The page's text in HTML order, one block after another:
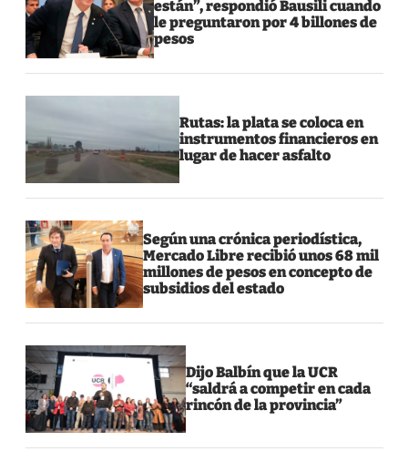
están”, respondió Bausili cuando
le preguntaron por 4 billones de
pesos
Rutas: la plata se coloca en
instrumentos financieros en
lugar de hacer asfalto
Según una crónica periodística,
Mercado Libre recibió unos 68 mil
millones de pesos en concepto de
subsidios del estado
Dijo Balbín que la UCR
“saldrá a competir en cada
rincón de la provincia”